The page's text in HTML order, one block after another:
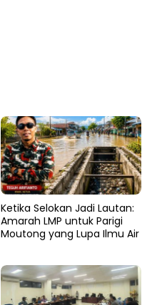
Ketika Selokan Jadi Lautan:
Amarah LMP untuk Parigi
Moutong yang Lupa Ilmu Air